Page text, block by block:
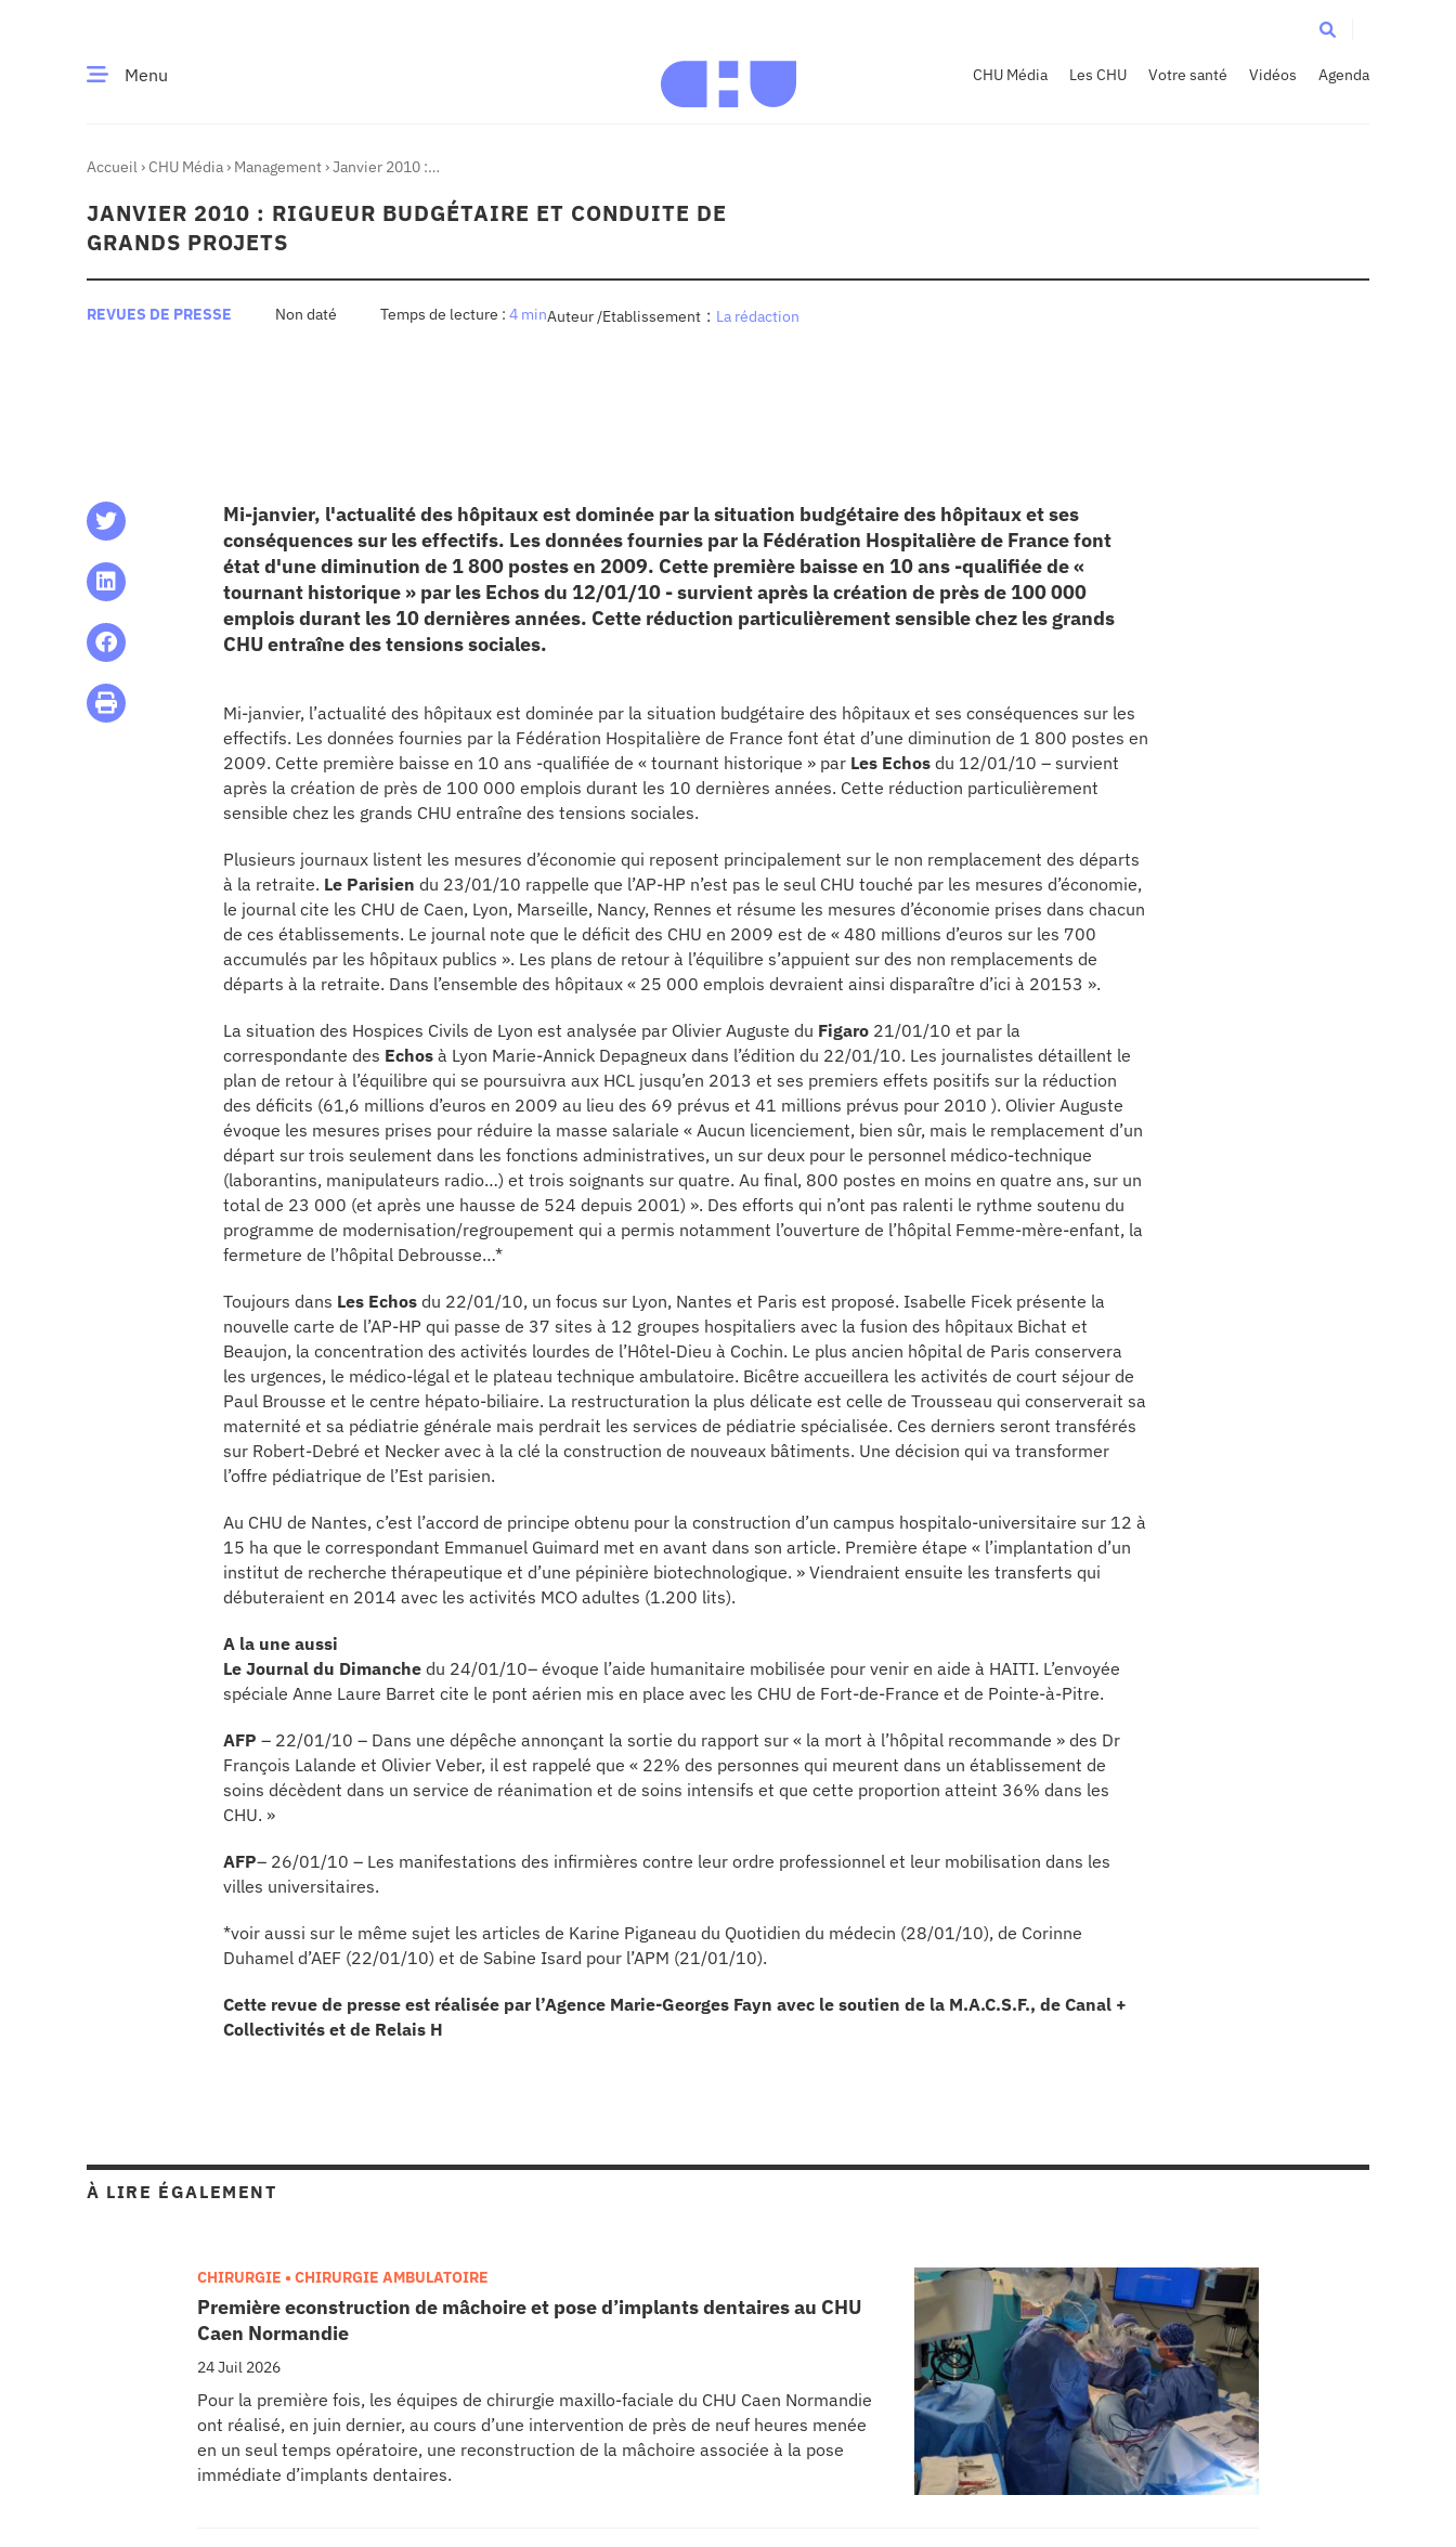
Menu CHU Média Les CHU Votre santé Vidéos Agenda
MOMENTAccueil › CHU Média › Management ›Janvier 2010 :
JANVIER 2010 : RIGUEUR BUDGÉTAIRE ET CONDUITE DE
GRANDS PROJETS
REVUES DE PRESSE Non daté 4 minAuteur /Etablissement : La rédaction
Mi-janvier, l'actualité des hôpitaux est dominée par la situation budgétaire des hôpitaux et ses
conséquences sur les effectifs. Les données fournies par la Fédération Hospitalière de France font
état d'une diminution de 1 800 postes en 2009. Cette première baisse en 10 ans -qualifiée de «
tournant historique » par les Echos du 12/01/10 - survient après la création de près de 100 000
emplois durant les 10 dernières années. Cette réduction particulièrement sensible chez les grands
CHU entraîne des tensions sociales.
Mi-janvier, l’actualité des hôpitaux est dominée par la situation budgétaire des hôpitaux et ses conséquences sur les
effectifs. Les données fournies par la Fédération Hospitalière de France font état d’une diminution de 1 800 postes en
2009. Cette première baisse en 10 ans -qualifiée de « tournant historique » par Les Echos du 12/01/10 – survient
après la création de près de 100 000 emplois durant les 10 dernières années. Cette réduction particulièrement
sensible chez les grands CHU entraîne des tensions sociales.
Plusieurs journaux listent les mesures d’économie qui reposent principalement sur le non remplacement des départs
à la retraite. Le Parisien du 23/01/10 rappelle que l’AP-HP n’est pas le seul CHU touché par les mesures d’économie,
le journal cite les CHU de Caen, Lyon, Marseille, Nancy, Rennes et résume les mesures d’économie prises dans chacun
de ces établissements. Le journal note que le déficit des CHU en 2009 est de « 480 millions d’euros sur les 700
accumulés par les hôpitaux publics ». Les plans de retour à l’équilibre s’appuient sur des non remplacements de
départs à la retraite. Dans l’ensemble des hôpitaux « 25 000 emplois devraient ainsi disparaître d’ici à 20153 ».
La situation des Hospices Civils de Lyon est analysée par Olivier Auguste du Figaro 21/01/10 et par la
correspondante des Echos à Lyon Marie-Annick Depagneux dans l’édition du 22/01/10. Les journalistes détaillent le
plan de retour à l’équilibre qui se poursuivra aux HCL jusqu’en 2013 et ses premiers effets positifs sur la réduction
des déficits (61,6 millions d’euros en 2009 au lieu des 69 prévus et 41 millions prévus pour 2010 ). Olivier Auguste
évoque les mesures prises pour réduire la masse salariale « Aucun licenciement, bien sûr, mais le remplacement d’un
départ sur trois seulement dans les fonctions administratives, un sur deux pour le personnel médico-technique
(laborantins, manipulateurs radio…) et trois soignants sur quatre. Au final, 800 postes en moins en quatre ans, sur un
total de 23 000 (et après une hausse de 524 depuis 2001) ». Des efforts qui n’ont pas ralenti le rythme soutenu du
programme de modernisation/regroupement qui a permis notamment l’ouverture de l’hôpital Femme-mère-enfant, la
fermeture de l’hôpital Debrousse…*
Toujours dans Les Echos du 22/01/10, un focus sur Lyon, Nantes et Paris est proposé. Isabelle Ficek présente la
nouvelle carte de l’AP-HP qui passe de 37 sites à 12 groupes hospitaliers avec la fusion des hôpitaux Bichat et
Beaujon, la concentration des activités lourdes de l’Hôtel-Dieu à Cochin. Le plus ancien hôpital de Paris conservera
les urgences, le médico-légal et le plateau technique ambulatoire. Bicêtre accueillera les activités de court séjour de
Paul Brousse et le centre hépato-biliaire. La restructuration la plus délicate est celle de Trousseau qui conserverait sa
maternité et sa pédiatrie générale mais perdrait les services de pédiatrie spécialisée. Ces derniers seront transférés
sur Robert-Debré et Necker avec à la clé la construction de nouveaux bâtiments. Une décision qui va transformer
l’offre pédiatrique de l’Est parisien.
Au CHU de Nantes, c’est l’accord de principe obtenu pour la construction d’un campus hospitalo-universitaire sur 12 à
15 ha que le correspondant Emmanuel Guimard met en avant dans son article. Première étape « l’implantation d’un
institut de recherche thérapeutique et d’une pépinière biotechnologique. » Viendraient ensuite les transferts qui
débuteraient en 2014 avec les activités MCO adultes (1.200 lits).
A la une aussi
Le Journal du Dimanche du 24/01/10– évoque l’aide humanitaire mobilisée pour venir en aide à HAITI. L’envoyée
spéciale Anne Laure Barret cite le pont aérien mis en place avec les CHU de Fort-de-France et de Pointe-à-Pitre.
AFP – 22/01/10 – Dans une dépêche annonçant la sortie du rapport sur « la mort à l’hôpital recommande » des Dr
François Lalande et Olivier Veber, il est rappelé que « 22% des personnes qui meurent dans un établissement de
soins décèdent dans un service de réanimation et de soins intensifs et que cette proportion atteint 36% dans les
CHU. »
AFP– 26/01/10 – Les manifestations des infirmières contre leur ordre professionnel et leur mobilisation dans les
villes universitaires.
*voir aussi sur le même sujet les articles de Karine Piganeau du Quotidien du médecin (28/01/10), de Corinne
Duhamel d’AEF (22/01/10) et de Sabine Isard pour l’APM (21/01/10).
Cette revue de presse est réalisée par l’Agence Marie-Georges Fayn avec le soutien de la M.A.C.S.F., de Canal +
Collectivités et de Relais H
À LIRE ÉGALEMENT
Première econstruction de mâchoire et pose d’implants dentaires au CHU
Caen Normandie
24 Juil 2026
CHIRURGIE • CHIRURGIE AMBULATOIRE
Pour la première fois, les équipes de chirurgie maxillo-faciale du CHU Caen Normandie
ont réalisé, en juin dernier, au cours d’une intervention de près de neuf heures menée
en un seul temps opératoire, une reconstruction de la mâchoire associée à la pose
immédiate d’implants dentaires.